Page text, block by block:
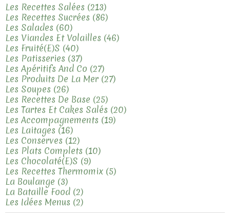
Les Recettes Salées (213)
Les Recettes Sucrées (86)
Les Salades (60)
Les Viandes Et Volailles (46)
Les Fruité(e)s (40)
Les Patisseries (37)
Les Apéritifs And Co (27)
Les Produits De La Mer (27)
Les Soupes (26)
Les Recettes De Base (25)
Les Tartes Et Cakes Salés (20)
Les Accompagnements (19)
Les Laitages (16)
Les Conserves (12)
Les Plats Complets (10)
Les Chocolaté(e)s (9)
Les Recettes Thermomix (5)
La Boulange (3)
La Bataille Food (2)
Les Idées Menus (2)